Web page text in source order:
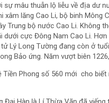
mâu thuẫn lộ liễu về địa dư
lăng Cao Li, bộ binh Mông
Trung bộ nước Cao Li. Không
cực Đông Nam Cao Li.
Lý Long Tường đang còn ở
Bảo ứng. Năm vượt biên
Phong số 560 mới cho